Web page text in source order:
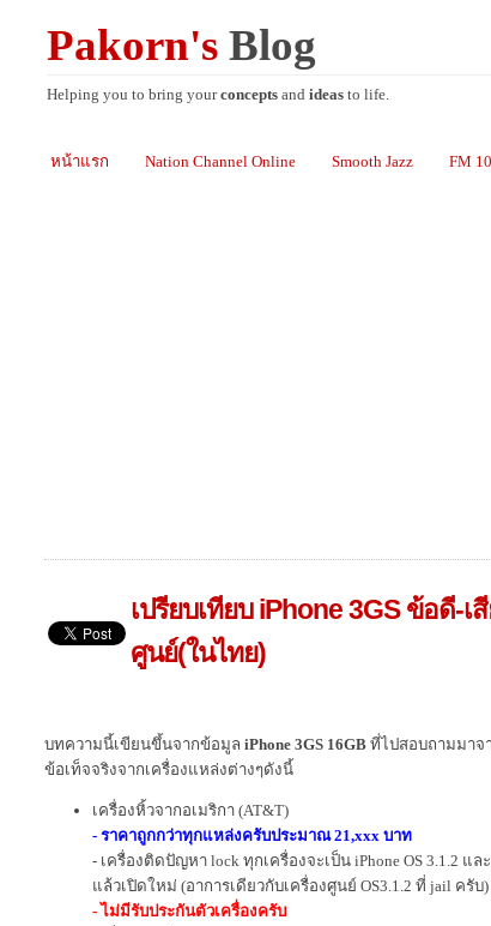
Pakorn's Blog
Helping you to bring yourconcepts and ideas to life.
หน้าแรก Nation Channel Online Smooth Jazz FM
เปรียบเทียบ iPhone 3GS ข้อดี-เ
ศูนย์(ในไทย)
บทความนี้เขียนขึ้นจากข้อมูล iPhone 3GS 16GB ที่ไปสอบถามมาจ
ข้อเท็จจริงจากเครื่องแหล่งต่างๆดังนี้
เครื่องหิ้วจากอเมริกา (AT&T)
- ราคาถูกกว่าทุกแหล่งครับประมาณ 21,xxx บาท
- เครื่องติดปัญหา lock ทุกเครื่องจะเป็น iPhone OS 3.1.2 แ
แล้วเปิดใหม่ (อาการเดียวกับเครื่องศูนย์ OS3.1.2 ที่ jail ครับ)
- ไม่มีรับประกันตัวเครื่องครับ